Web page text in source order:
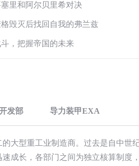
里和阿尔贝里希对决
毁灭后找回自我的弗兰兹
，把握帝国的未来
发部 导力装甲EXA
大型重工业制造商。过去是自中世
成长，各部门之间为独立核算制度